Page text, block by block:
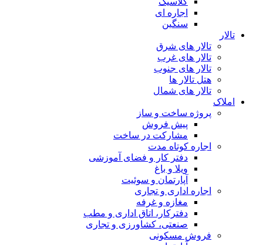
اجاره ای
سنگین
تالار
تالار های شرق
تالار های غرب
تالار های جنوب
هتل تالار ها
تالار های شمال
املاک
پروژه ساخت و ساز
پیش فروش
مشارکت در ساخت
اجاره کوتاه مدت
دفتر کار و فضای آموزشی
ویلا و باغ
آپارتمان و سوئیت
اجاره اداری و تجاری
مغازه و غرفه
دفترکار، اتاق اداری و مطب
صنعتی، کشاورزی و تجاری
فروش مسکونی